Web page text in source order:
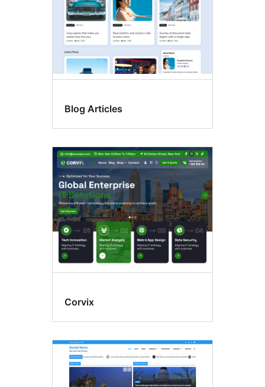
Blog Articles
Corvix